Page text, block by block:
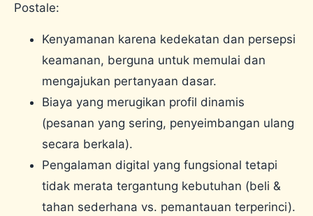
Postale:
Kenyamanan karena kedekatan dan persepsi
keamanan, berguna untuk memulai dan
mengajukan pertanyaan dasar.
Biaya yang merugikan profil dinamis
(pesanan yang sering, penyeimbangan ulang
secara berkala).
Pengalaman digital yang fungsional tetapi
tidak merata tergantung kebutuhan (beli &
tahan sederhana vs. pemantauan terperinci).